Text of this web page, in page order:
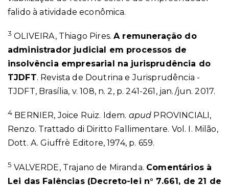
falido à atividade econômica.
3 OLIVEIRA, Thiago Pires.A remuneração do
administrador judicial em processos de
insolvência empresarial na jurisprudência do
TJDFT. Revista de Doutrina e Jurisprudência -
TJDFT, Brasília, v. 108, n. 2, p. 241-261, jan./jun. 2017.
4 BERNIER, Joice Ruiz. Idem. apud PROVINCIALI,
Renzo. Trattado di Diritto Fallimentare. Vol. I. Milão,
Dott. A. Giuffrè Editore, 1974, p. 659.
5 VALVERDE, Trajano de Miranda. Comentários à
Lei das Falências (Decreto-lei n° 7.661, de 21 de